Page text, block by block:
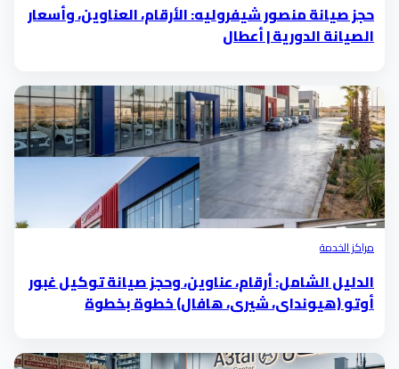
حجز صيانة منصور شيفروليه: الأرقام، العناوين، وأسعار
الصيانة الدورية | أعطال
مراكز الخدمة
الدليل الشامل: أرقام، عناوين، وحجز صيانة توكيل غبور
أوتو (هيونداي، شيري، هافال) خطوة بخطوة